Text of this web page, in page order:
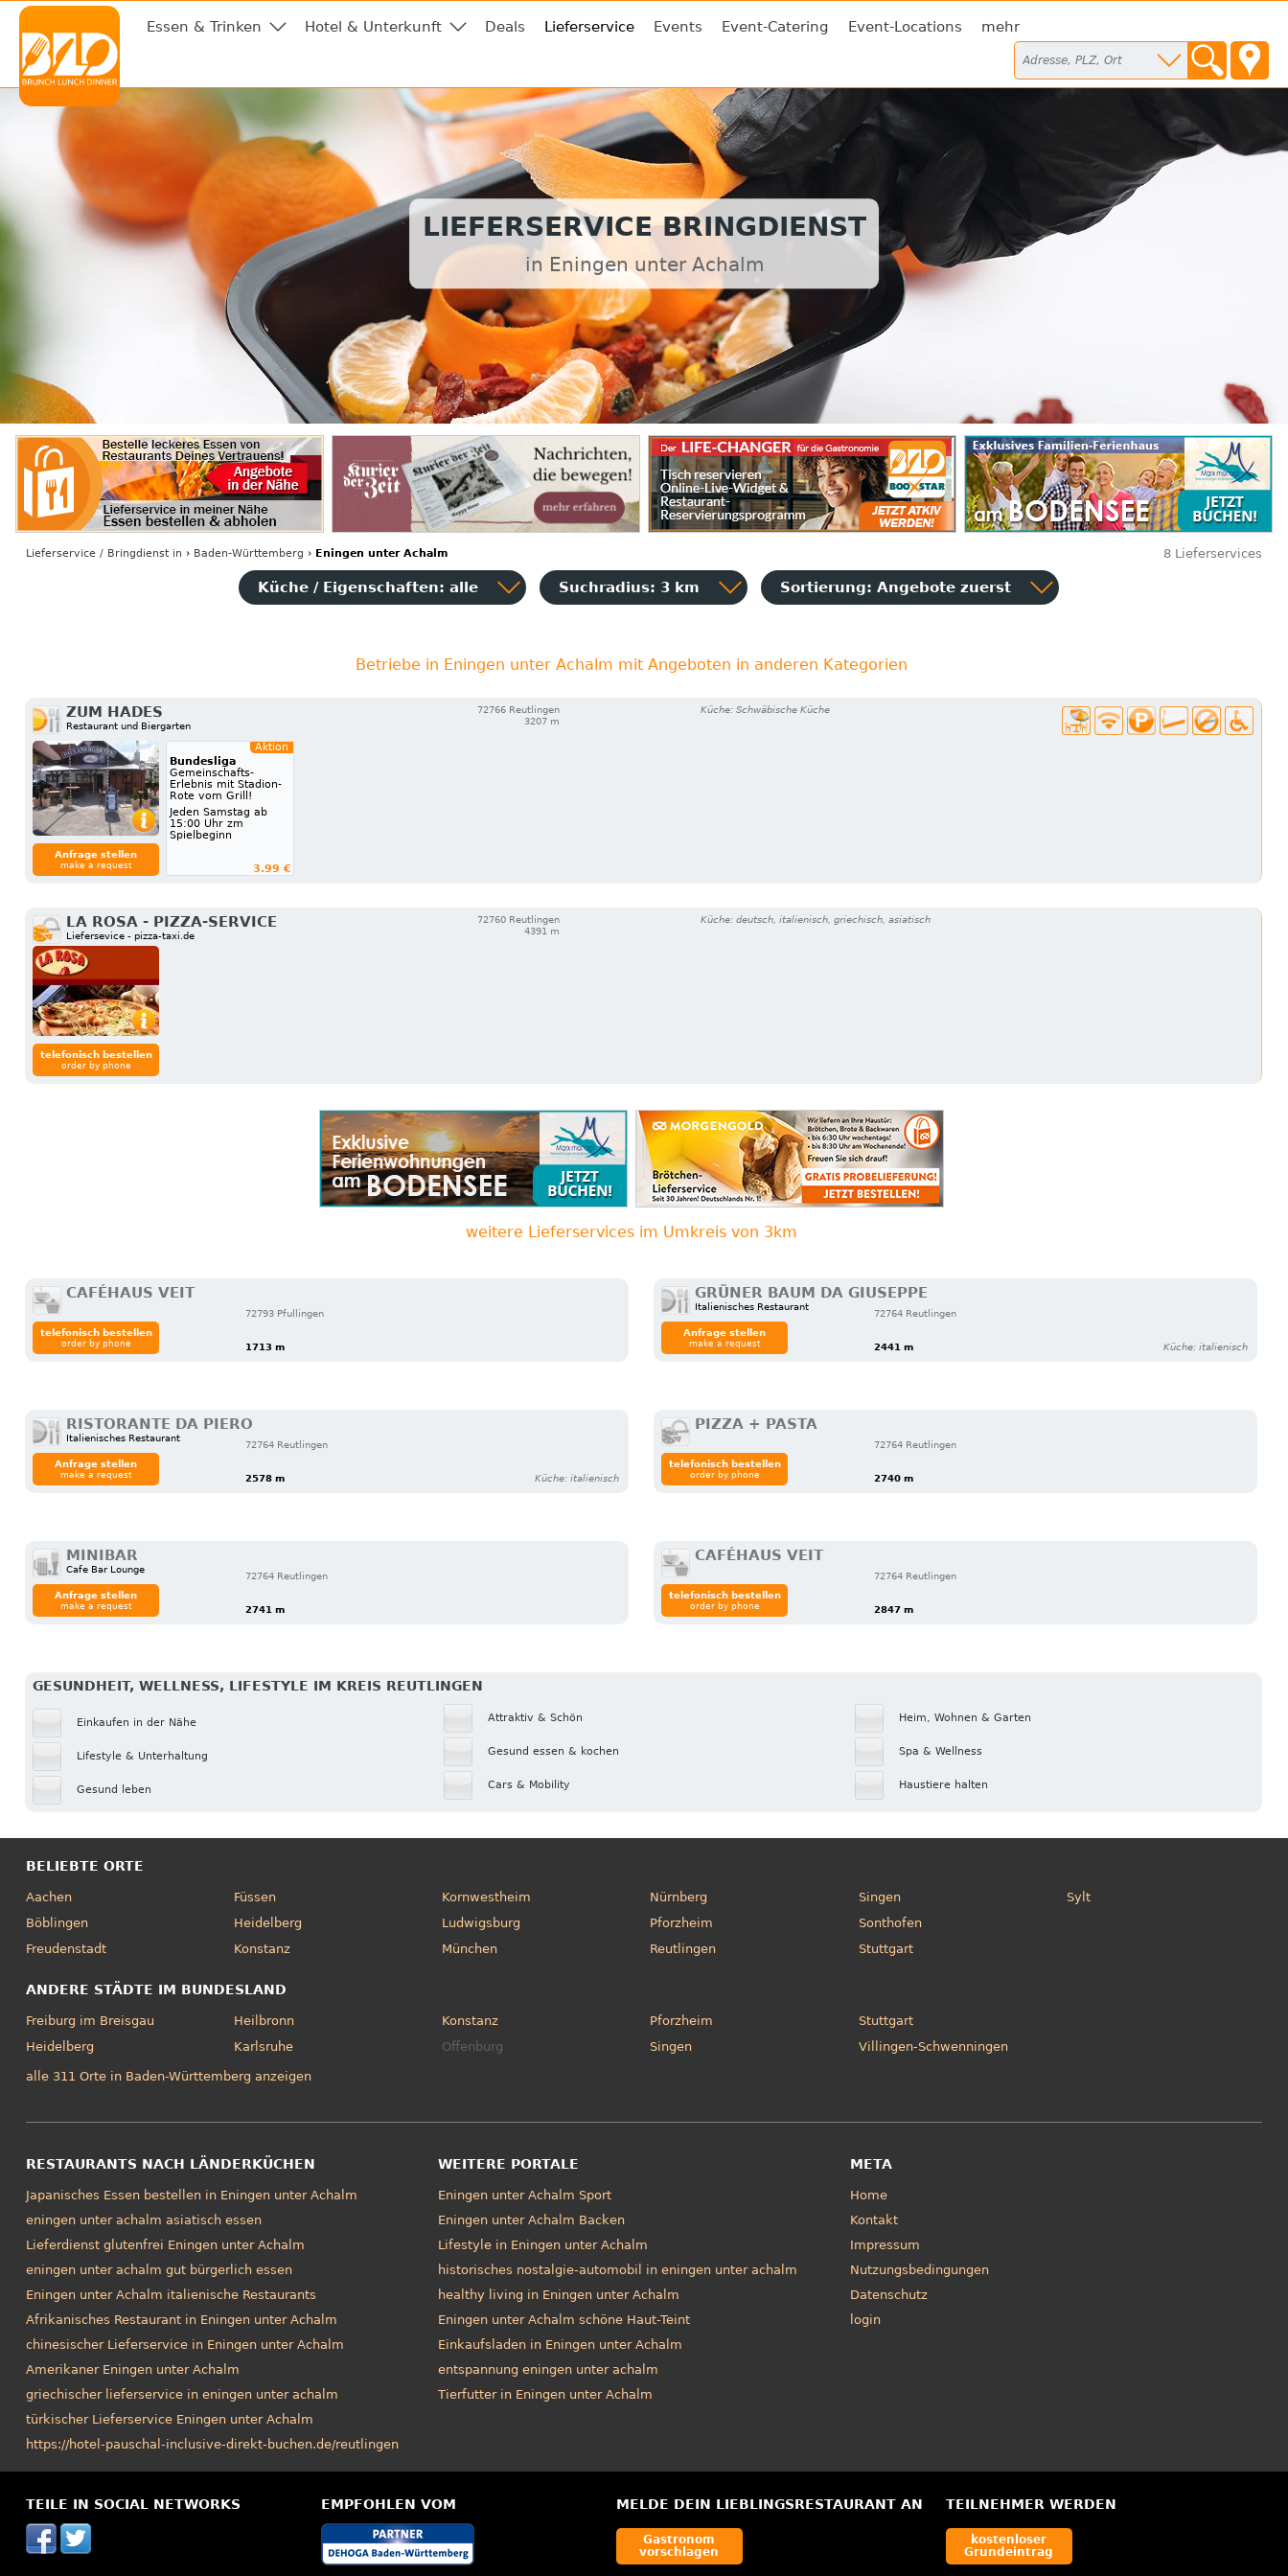
Essen & Trinken Hotel & Unterkunft Deals Lieferservice Events Event-Catering Event-Locations mehr
LIEFERSERVICE BRINGDIENST
in Eningen unter Achalm
Lieferservice / Bringdienstin › Baden-Württemberg › Eningen unter Achalm 8 Lieferservices
Küche / Eigenschaften: alle Suchradius: 3 km Sortierung: Angebote zuerst
Betriebe in Eningen unter Achalm mit Angeboten in anderen Kategorien
ZUM HADES
Restaurant und Biergarten
72766 Reutlingen
3207 m
Küche: Schwäbische Küche
Anfrage stellen
make a request
Aktion
Bundesliga
Gemeinschafts-
Erlebnis mit Stadion-
Rote vom Grill!
Jeden Samstag ab
15:00 Uhr zm
Spielbeginn
3.99 €
LA ROSA - PIZZA-SERVICE
Liefersevice - pizza-taxi.de
72760 Reutlingen
4391 m
Küche: deutsch, italienisch, griechisch, asiatisch
telefonisch bestellen
order by phone
weitere Lieferservices im Umkreis von 3km
CAFÉHAUS VEIT
72793 Pfullingen
1713 m
telefonisch bestellen
order by phone
GRÜNER BAUM DA GIUSEPPE
Italienisches Restaurant
72764 Reutlingen
2441 m Küche: italienisch
Anfrage stellen
make a request
RISTORANTE DA PIERO
Italienisches Restaurant
72764 Reutlingen
2578 m Küche: italienisch
Anfrage stellen
make a request
PIZZA + PASTA
72764 Reutlingen
2740 m
telefonisch bestellen
order by phone
MINIBAR
Cafe Bar Lounge
72764 Reutlingen
2741 m
Anfrage stellen
make a request
CAFÉHAUS VEIT
72764 Reutlingen
2847 m
telefonisch bestellen
order by phone
GESUNDHEIT, WELLNESS, LIFESTYLE IM KREIS REUTLINGEN
Einkaufen in der Nähe
Lifestyle & Unterhaltung
Gesund leben
Attraktiv & Schön
Gesund essen & kochen
Cars & Mobility
Heim, Wohnen & Garten
Spa & Wellness
Haustiere halten
BELIEBTE ORTE
Aachen
Böblingen
Freudenstadt
Füssen
Heidelberg
Konstanz
Kornwestheim
Ludwigsburg
München
Nürnberg
Pforzheim
Reutlingen
Singen
Sonthofen
Stuttgart
Sylt
ANDERE STÄDTE IM BUNDESLAND
Freiburg im Breisgau
Heidelberg
Heilbronn
Karlsruhe
Konstanz
Offenburg
Pforzheim
Singen
Stuttgart
Villingen-Schwenningen
alle 311 Orte in Baden-Württemberg anzeigen
RESTAURANTS NACH LÄNDERKÜCHEN
Japanisches Essen bestellen in Eningen unter Achalm
eningen unter achalm asiatisch essen
Lieferdienst glutenfrei Eningen unter Achalm
eningen unter achalm gut bürgerlich essen
Eningen unter Achalm italienische Restaurants
Afrikanisches Restaurant in Eningen unter Achalm
chinesischer Lieferservice in Eningen unter Achalm
Amerikaner Eningen unter Achalm
griechischer lieferservice in eningen unter achalm
türkischer Lieferservice Eningen unter Achalm
https://hotel-pauschal-inclusive-direkt-buchen.de/reutlingen
WEITERE PORTALE
Eningen unter Achalm Sport
Eningen unter Achalm Backen
Lifestyle in Eningen unter Achalm
historisches nostalgie-automobil in eningen unter achalm
healthy living in Eningen unter Achalm
Eningen unter Achalm schöne Haut-Teint
Einkaufsladen in Eningen unter Achalm
entspannung eningen unter achalm
Tierfutter in Eningen unter Achalm
META
Home
Kontakt
Impressum
Nutzungsbedingungen
Datenschutz
login
TEILE IN SOCIAL NETWORKS EMPFOHLEN VOM MELDE DEIN LIEBLINGSRESTAURANT AN
Gastronom
vorschlagen
TEILNEHMER WERDEN
kostenloser
Grundeintrag